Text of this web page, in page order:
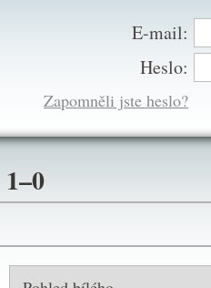
E-mail:
Heslo:
Zapomněli jste heslo?
1–0